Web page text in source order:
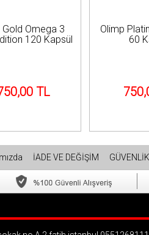
Gold Omega 3
120 Kapsül
TL
Olimp
60
İADE VE DEĞİŞİM